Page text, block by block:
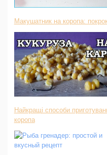
Макушатник на коропа:
Найкращі способи
коропа